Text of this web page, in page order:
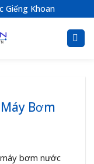
Giếng Khoan
Bơm
bơm nước